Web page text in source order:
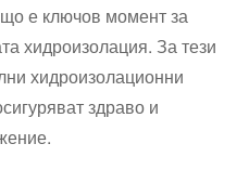
е ключов⁢ момент за
хидроизолация. За тези
хидроизолационни
здраво и